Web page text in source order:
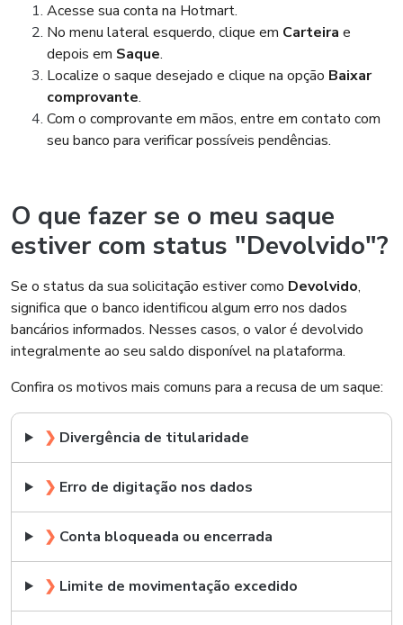
Acesse sua conta na Hotmart.
No menu lateral esquerdo, clique em Carteira e
depois em Saque.
Localize o saque desejado e clique na opção Baixar
comprovante.
Com o comprovante em mãos, entre em contato com
seu banco para verificar possíveis pendências.
O que fazer se o meu saque
estiver com status "Devolvido"?
Se o status da sua solicitação estiver como Devolvido,
significa que o banco identificou algum erro nos dados
bancários informados. Nesses casos, o valor é devolvido
integralmente ao seu saldo disponível na plataforma.
Confira os motivos mais comuns para a recusa de um saque:
❯ Divergência de titularidade
❯ Erro de digitação nos dados
❯ Conta bloqueada ou encerrada
❯ Limite de movimentação excedido